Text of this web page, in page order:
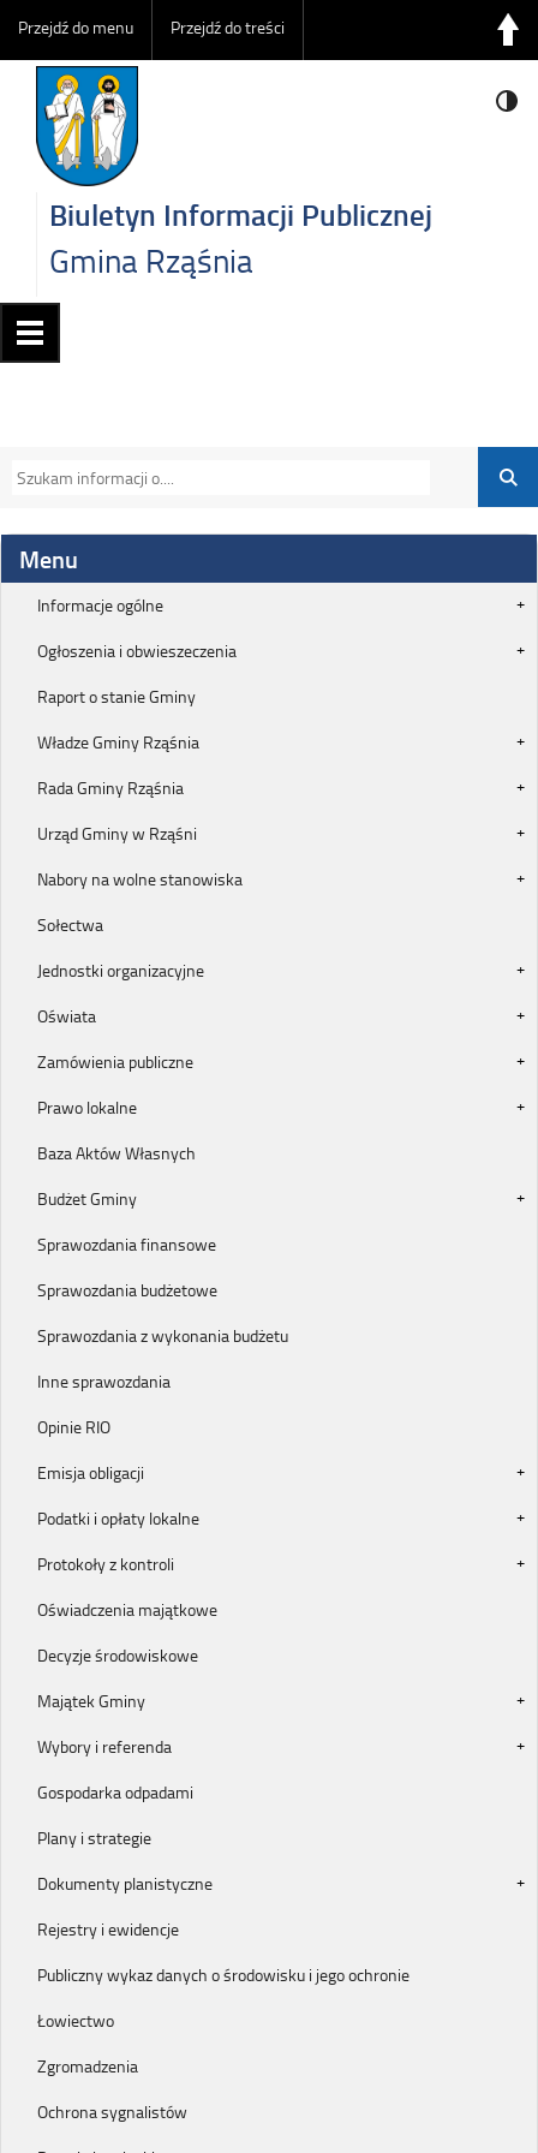
Przejdź do menu Przejdź do treści
Biuletyn Informacji Publicznej
Gmina Rząśnia
Menu
Informacje ogólne
Ogłoszenia i obwieszeczenia
Raport o stanie Gminy
Władze Gminy Rząśnia
Rada Gminy Rząśnia
Urząd Gminy w Rząśni
Nabory na wolne stanowiska
Sołectwa
Jednostki organizacyjne
Oświata
Zamówienia publiczne
Prawo lokalne
Baza Aktów Własnych
Budżet Gminy
Sprawozdania finansowe
Sprawozdania budżetowe
Sprawozdania z wykonania budżetu
Inne sprawozdania
Opinie RIO
Emisja obligacji
Podatki i opłaty lokalne
Protokoły z kontroli
Oświadczenia majątkowe
Decyzje środowiskowe
Majątek Gminy
Wybory i referenda
Gospodarka odpadami
Plany i strategie
Dokumenty planistyczne
Rejestry i ewidencje
Publiczny wykaz danych o środowisku i jego ochronie
Łowiectwo
Zgromadzenia
Ochrona sygnalistów